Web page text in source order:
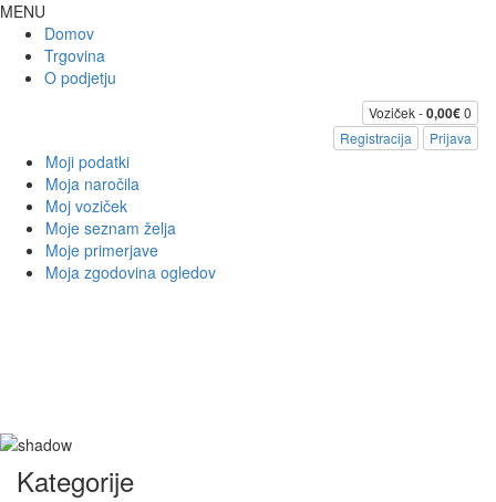
MENU
Domov
Trgovina
O podjetju
Voziček -0,00€0
Registracija
Prijava
Moji podatki
Moja naročila
Moj voziček
Moje seznam želja
Moje primerjave
Moja zgodovina ogledov
Kategorije